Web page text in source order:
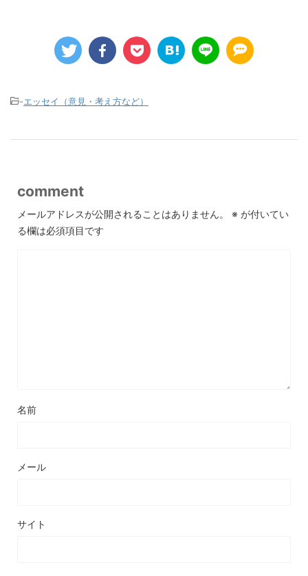
-エッセイ（意見・考え方など）
comment
メールアドレスが公開されることはありません。 ※ が付いてい
る欄は必須項目です
名前
メール
サイト